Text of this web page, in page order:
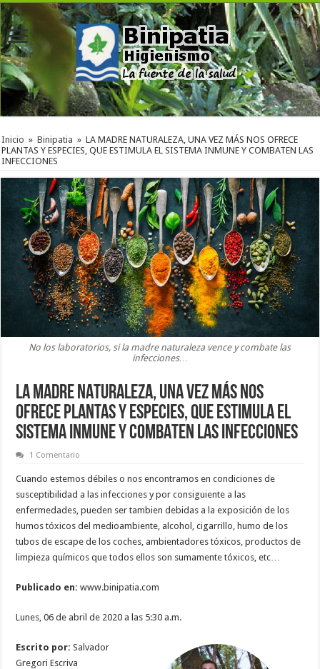
Inicio » Binipatia » LA MADRE NATURALEZA, UNA VEZ MÁS NOS OFRECE
PLANTAS Y ESPECIES, QUE ESTIMULA EL SISTEMA INMUNE Y COMBATEN LAS
INFECCIONES
No los laboratorios, si la madre naturaleza vence y combate las
infecciones…
LA MADRE NATURALEZA, UNA VEZ MÁS NOS
OFRECE PLANTAS Y ESPECIES, QUE ESTIMULA EL
SISTEMA INMUNE Y COMBATEN LAS INFECCIONES
1 Comentario
Cuando estemos débiles o nos encontramos en condiciones de
susceptibilidad a las infecciones y por consiguiente a las
enfermedades, pueden ser tambien debidas a la exposición de los
humos tóxicos del medioambiente, alcohol, cigarrillo, humo de los
tubos de escape de los coches, ambientadores tóxicos, productos de
limpieza químicos que todos ellos son sumamente tóxicos, etc…
Publicado en:www.binipatia.com
Lunes, 06 de abril de 2020 a las 5:30 a.m.
Escrito por:Salvador
Gregori Escriva